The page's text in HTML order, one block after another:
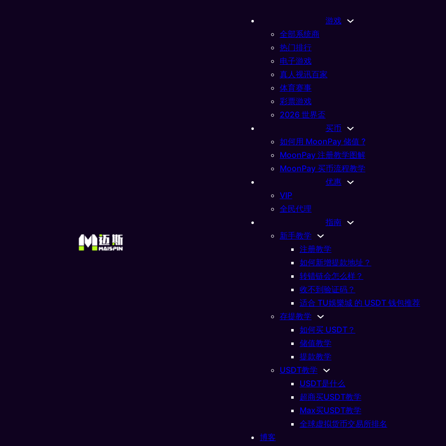
游戏
全部系统商
热门排行
电子游戏
真人视讯百家
体育赛事
彩票游戏
2026 世界盃
买币
如何用 MoonPay 储值 ?
MoonPay 注册教学图解
MoonPay 买币流程教学
优惠
VIP
全民代理
指南
新手教学
注册教学
如何新增提款地址？
转错链会怎么样？
收不到验证码？
适合 TU娛樂城 的 USDT 钱包推荐
存提教学
如何买 USDT？
储值教学
提款教学
USDT教学
USDT是什么
超商买USDT教学
Max买USDT教学
全球虚拟货币交易所排名
博客
加密货币
加密货币是什么？搞懂虚拟货币与区块
03/03/2026